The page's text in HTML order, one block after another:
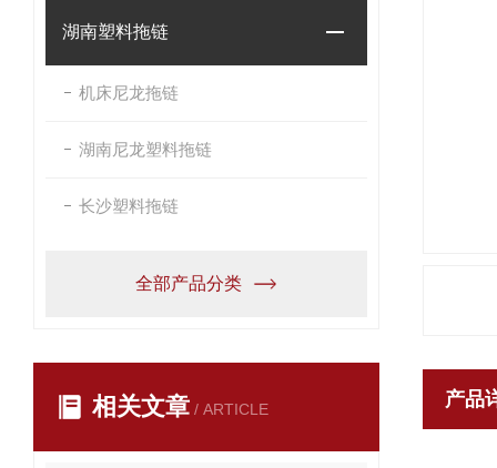
湖南塑料拖链
机床尼龙拖链
湖南尼龙塑料拖链
长沙塑料拖链
全部产品分类
相关文章 / ARTICLE 产品